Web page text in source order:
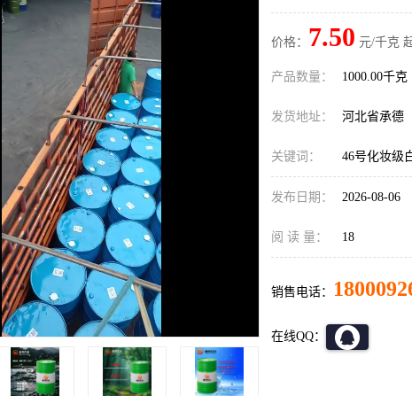
价格： 7.50 元/千克
产品数量： 1000.00千克
发货地址： 河北省承德
关键词： 46号化妆级
发布日期： 2026-08-06
阅 读 量： 18
销售电话：
在线QQ：